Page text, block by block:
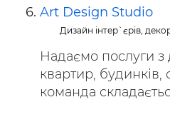
Art Design Studio
Дизайн інтер`єрів,
Надаємо послуги з
квартир, будинків,
команда